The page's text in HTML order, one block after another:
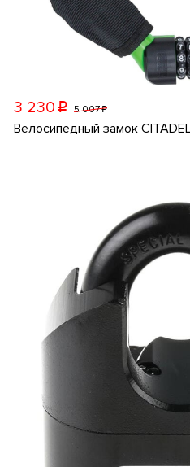
3 230 p 5 007p
Велосипедный замок